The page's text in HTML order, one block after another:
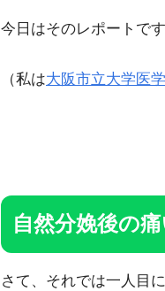
今日はそのレポートです
（私は大阪市立大学医
自然分娩後の
さて、それでは一人目